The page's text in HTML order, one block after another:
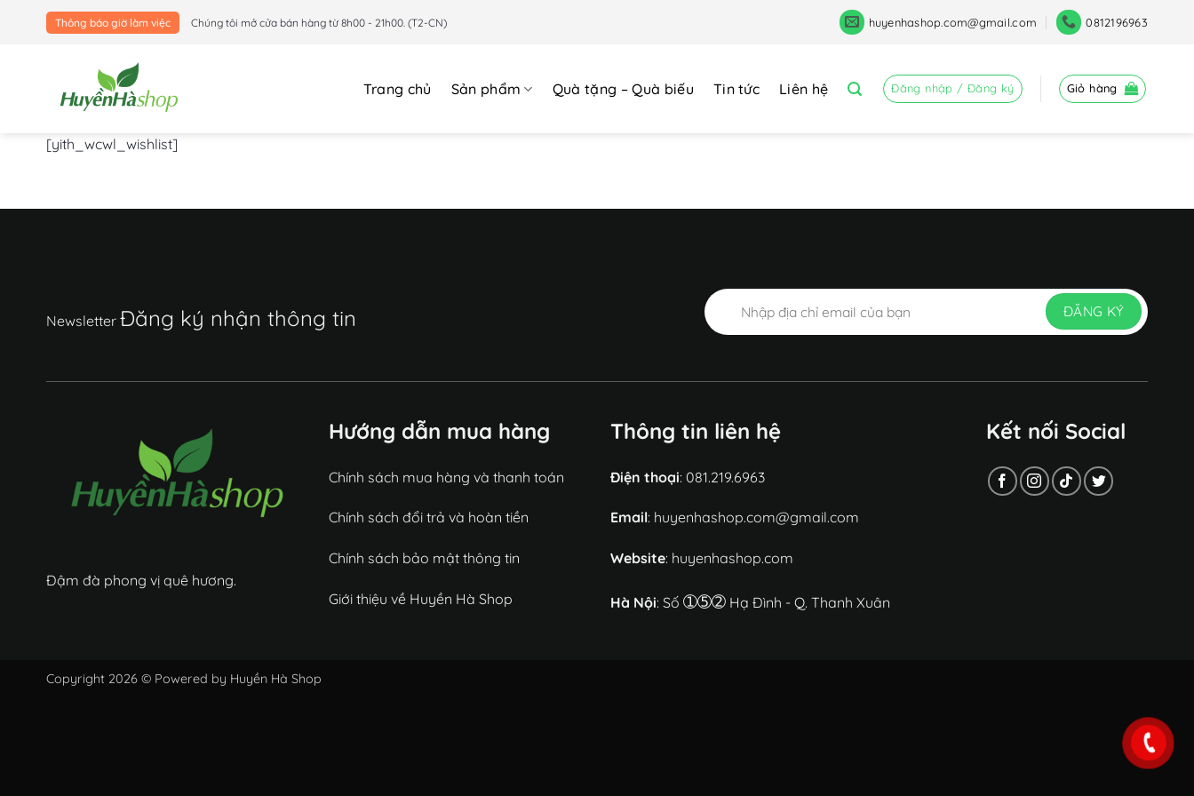
Thông báo giờ làm việc Chúng tôi mở cửa bán hàng từ 8h00 - 21h00. (T2-CN) huyenhashop.com@gmail.com 0812196963
Trang chủ Sản phẩm Quà tặng – Quà biếu Tin tức Liên hệ Đăng nhập / Đăng ký Giỏ hàng
[yith_wcwl_wishlist]
Newsletter Đăng ký nhận thông tin
Đậm đà phong vị quê hương.
Hướng dẫn mua hàng
Chính sách mua hàng và thanh toán
Chính sách đổi trả và hoàn tiền
Chính sách bảo mật thông tin
Giới thiệu về Huyền Hà Shop
Thông tin liên hệ
Điện thoại: 081.219.6963
Email: huyenhashop.com@gmail.com
Website: huyenhashop.com
Hà Nội: Số ➀➄➁ Hạ Đình - Q. Thanh Xuân
Kết nối Social
Copyright 2026 © Powered by Huyền Hà Shop